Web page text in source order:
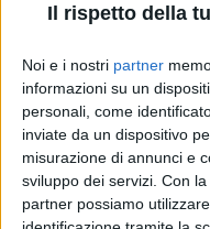
Il rispetto della
Noi e i nostri partner
informazioni su un
personali, come
inviate da un dispositivo
misurazione di annunci e
sviluppo dei servizi. Con
partner possiamo
#atupertu con
Tindari)